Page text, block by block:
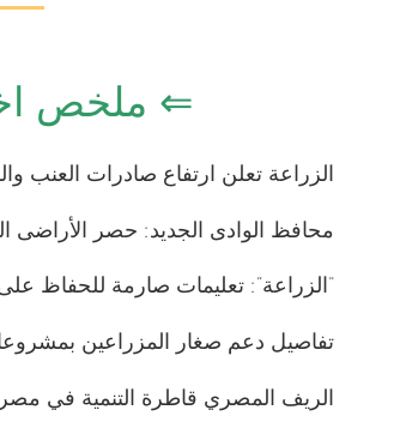
⇐ ملخص
الزراعة تعلن ارتفاع صادرات العنب والمانجو لـ157 ألف طن لجميع
محافظ الوادى الجديد: حصر الأراضى
“الزراعة”: تعليمات صارمة للحفاظ
تفاصيل دعم صغار المزراعين
الريف المصري قاطرة التنمية في